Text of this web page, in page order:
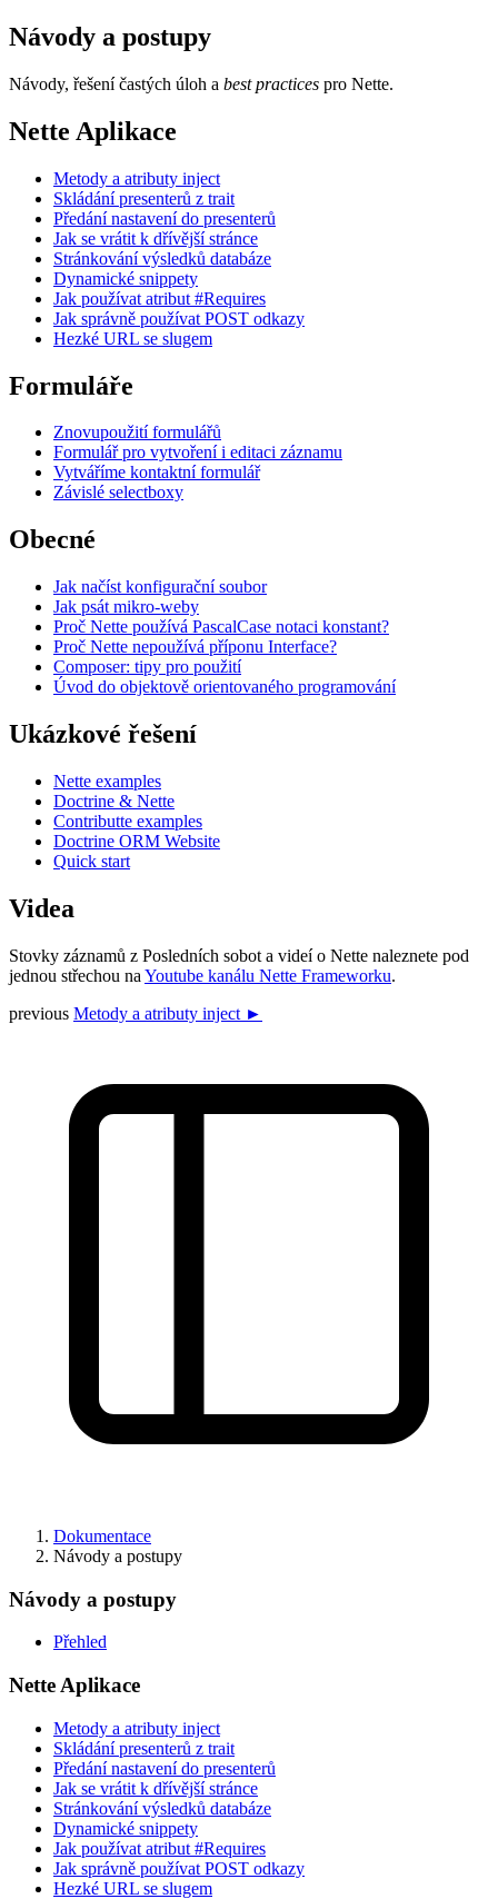
Návody a postupy
Návody, řešení častých úloh a best practices pro Nette.
Nette Aplikace
Metody a atributy inject
Skládání presenterů z trait
Předání nastavení do presenterů
Jak se vrátit k dřívější stránce
Stránkování výsledků databáze
Dynamické snippety
Jak používat atribut #Requires
Jak správně používat POST odkazy
Hezké URL se slugem
Formuláře
Znovupoužití formulářů
Formulář pro vytvoření i editaci záznamu
Vytváříme kontaktní formulář
Závislé selectboxy
Obecné
Jak načíst konfigurační soubor
Jak psát mikro-weby
Proč Nette používá PascalCase notaci konstant?
Proč Nette nepoužívá příponu Interface?
Composer: tipy pro použití
Úvod do objektově orientovaného programování
Ukázkové řešení
Nette examples
Doctrine & Nette
Contributte examples
Doctrine ORM Website
Quick start
Videa
Stovky záznamů z Posledních sobot a videí o Nette naleznete pod
jednou střechou na Youtube kanálu Nette Frameworku.
previous Metody a atributy inject ►
Dokumentace
Návody a postupy
Návody a postupy
Přehled
Nette Aplikace
Metody a atributy inject
Skládání presenterů z trait
Předání nastavení do presenterů
Jak se vrátit k dřívější stránce
Stránkování výsledků databáze
Dynamické snippety
Jak používat atribut #Requires
Jak správně používat POST odkazy
Hezké URL se slugem